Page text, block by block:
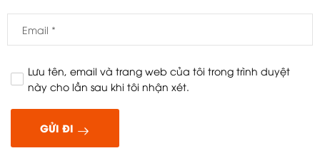
Lưu tên, email và trang web của tôi trong trình duyệt
này cho lần sau khi tôi nhận xét.
GỬI ĐI